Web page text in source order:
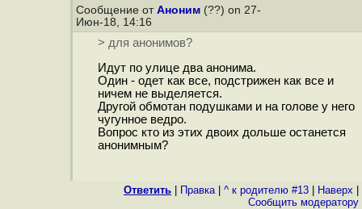
Сообщение от Аноним (??) on 27-
Июн-18, 14:16
> для анонимов?
Идут по улице два анонима.
Один - одет как все, подстрижен как все и
ничем не выделяется.
Другой обмотан подушками и на голове у него
чугунное ведро.
Вопрос кто из этих двоих дольше останется
анонимным?
Ответить Правка| ^ к родителю #13 Наверх
Cообщить модератору